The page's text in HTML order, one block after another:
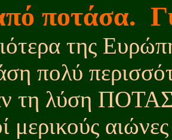
ποτάσα.
της
πολύ
τη λύση
μερικούς